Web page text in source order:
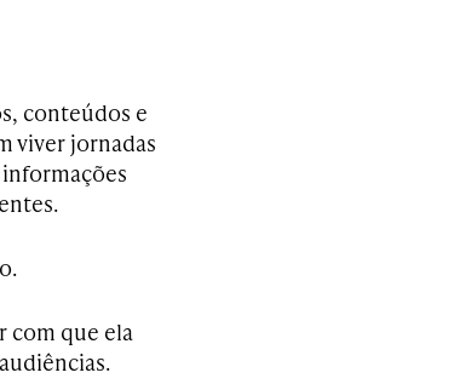
conteúdos e
viver jornadas
com que ela